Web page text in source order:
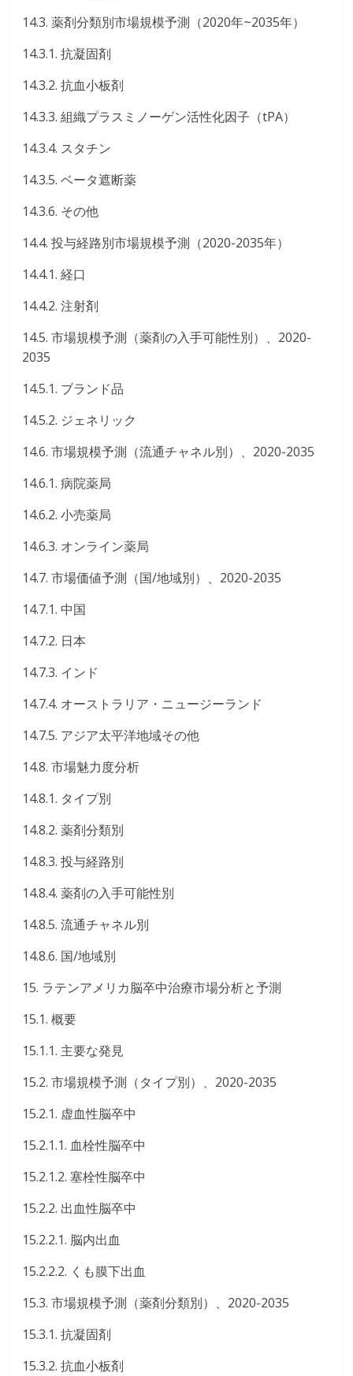
14.3. 薬剤分類別市場規模予測（2020年~2035年）
14.3.1. 抗凝固剤
14.3.2. 抗血小板剤
14.3.3. 組織プラスミノーゲン活性化因子（tPA）
14.3.4. スタチン
14.3.5. ベータ遮断薬
14.3.6. その他
14.4. 投与経路別市場規模予測（2020-2035年）
14.4.1. 経口
14.4.2. 注射剤
14.5. 市場規模予測（薬剤の入手可能性別）、2020-
2035
14.5.1. ブランド品
14.5.2. ジェネリック
14.6. 市場規模予測（流通チャネル別）、2020-2035
14.6.1. 病院薬局
14.6.2. 小売薬局
14.6.3. オンライン薬局
14.7. 市場価値予測（国/地域別）、2020-2035
14.7.1. 中国
14.7.2. 日本
14.7.3. インド
14.7.4. オーストラリア・ニュージーランド
14.7.5. アジア太平洋地域その他
14.8. 市場魅力度分析
14.8.1. タイプ別
14.8.2. 薬剤分類別
14.8.3. 投与経路別
14.8.4. 薬剤の入手可能性別
14.8.5. 流通チャネル別
14.8.6. 国/地域別
15. ラテンアメリカ脳卒中治療市場分析と予測
15.1. 概要
15.1.1. 主要な発見
15.2. 市場規模予測（タイプ別）、2020-2035
15.2.1. 虚血性脳卒中
15.2.1.1. 血栓性脳卒中
15.2.1.2. 塞栓性脳卒中
15.2.2. 出血性脳卒中
15.2.2.1. 脳内出血
15.2.2.2. くも膜下出血
15.3. 市場規模予測（薬剤分類別）、2020-2035
15.3.1. 抗凝固剤
15.3.2. 抗血小板剤